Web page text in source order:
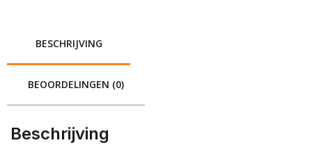
BESCHRIJVING
BEOORDELINGEN (0)
Beschrijving